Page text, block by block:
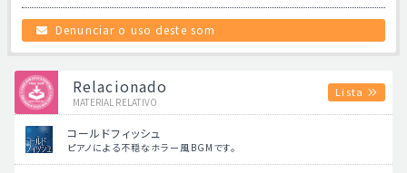
Denunciar o uso deste som
Relacionado
MATERIAL RELATIVO
Lista
コールドフィッシュ
ピアノによる不穏なホラー風BGMです。